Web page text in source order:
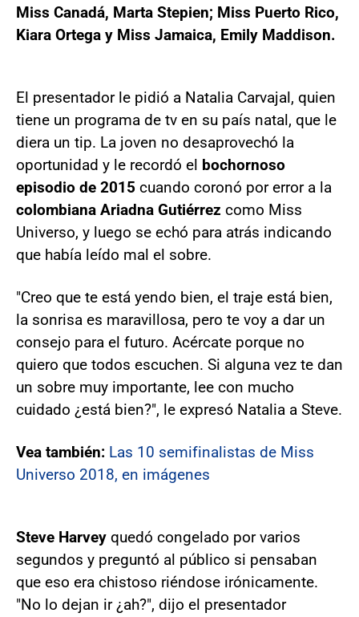
Miss Canadá, Marta Stepien; Miss Puerto Rico,
Kiara Ortega y Miss Jamaica, Emily Maddison.
El presentador le pidió a Natalia Carvajal, quien
tiene un programa de tv en su país natal, que le
diera un tip. La joven no desaprovechó la
oportunidad y le recordó el bochornoso
episodio de 2015 cuando coronó por error a la
colombiana Ariadna Gutiérrez como Miss
Universo, y luego se echó para atrás indicando
que había leído mal el sobre.
"Creo que te está yendo bien, el traje está bien,
la sonrisa es maravillosa, pero te voy a dar un
consejo para el futuro. Acércate porque no
quiero que todos escuchen. Si alguna vez te dan
un sobre muy importante, lee con mucho
cuidado ¿está bien?", le expresó Natalia a Steve.
Vea también: Las 10 semifinalistas de Miss
Universo 2018, en imágenes
Steve Harvey quedó congelado por varios
segundos y preguntó al público si pensaban
que eso era chistoso riéndose irónicamente.
"No lo dejan ir ¿ah?", dijo el presentador